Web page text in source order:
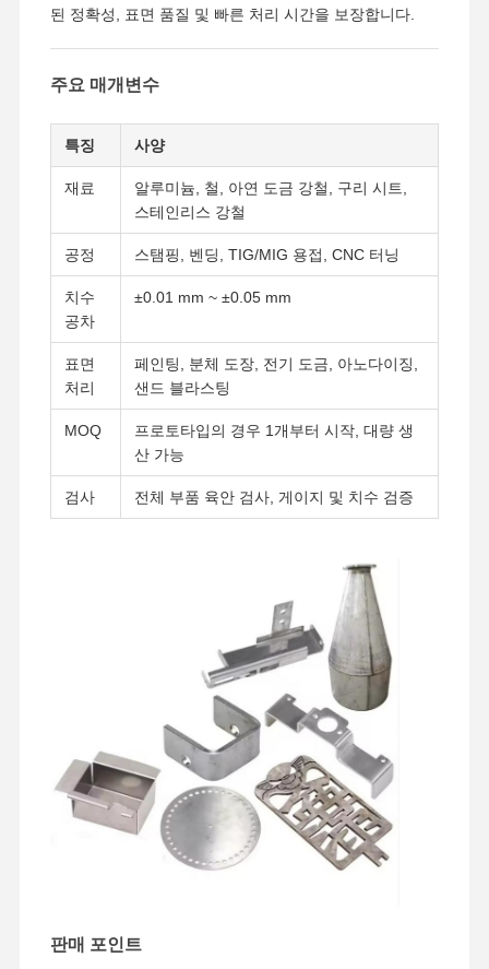
된 정확성, 표면 품질 및 빠른 처리 시간을 보장합니다.
주요 매개변수
특징 사양
재료
알루미늄, 철, 아연 도금 강철, 구리 시트,
스테인리스 강철
공정 스탬핑, 벤딩, TIG/MIG 용접, CNC 터닝
치수
공차
±0.01 mm ~ ±0.05 mm
표면
처리
페인팅, 분체 도장, 전기 도금, 아노다이징,
샌드 블라스팅
MOQ
프로토타입의 경우 1개부터 시작, 대량 생
산 가능
검사 전체 부품 육안 검사, 게이지 및 치수 검증
판매 포인트